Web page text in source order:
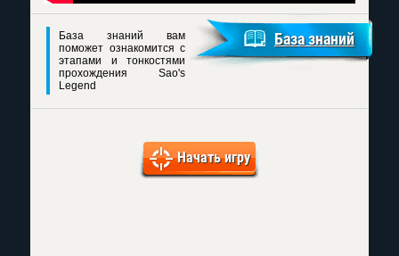
База знаний вам
поможет ознакомится с
этапами и тонкостями
прохождения Sao's
Legend
База знаний
Начать игру